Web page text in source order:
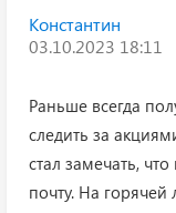
Константин
03.10.2023 18:11
Раньше всегда
следить за
стал замечать,
почту. На